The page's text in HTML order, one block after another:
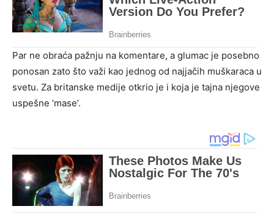
Par ne obraća pažnju na komentare, a glumac je posebno
ponosan zato što važi kao jednog od najjačih muškaraca u
svetu. Za britanske medije otkrio je i koja je tajna njegove
uspešne ‘mase’.